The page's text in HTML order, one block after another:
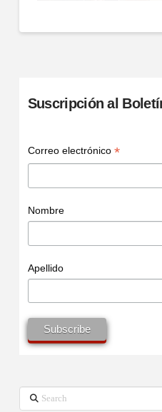
Suscripción al
Correo electrónico *
Nombre
Apellido
Search